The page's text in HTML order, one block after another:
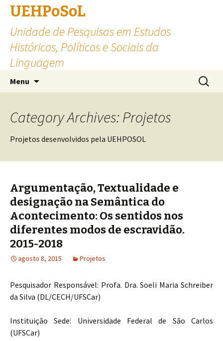
UEHPoSoL
Unidade de Pesquisas em Estudos
Históricos, Políticos e Sociais da
Linguagem
Menu
por:
Category Archives: Projetos
Projetos desenvolvidos pela UEHPOSOL
Argumentação, Textualidade e
designação na Semântica do
Acontecimento: Os sentidos nos
diferentes modos de escravidão.
2015-2018
agosto 8, 2015 Projetos
Pesquisador Responsável: Profa. Dra. Soeli Maria Schreiber
da Silva (DL/CECH/UFSCar)
Instituição Sede: Universidade Federal de São Carlos
(UFSCar)